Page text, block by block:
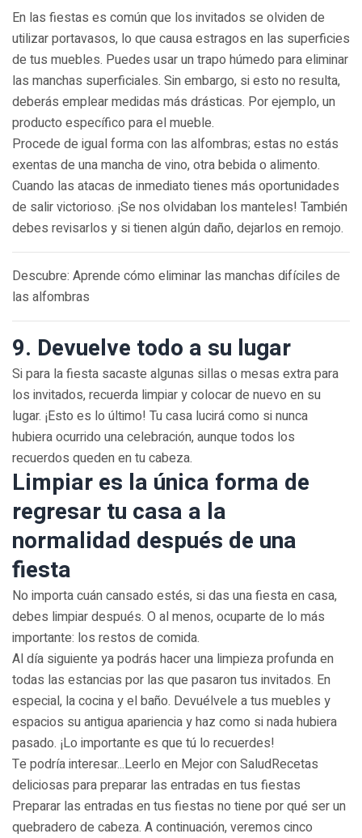
En las fiestas es común que los invitados se olviden de
utilizar portavasos, lo que causa estragos en las superficies
de tus muebles. Puedes usar un trapo húmedo para eliminar
las manchas superficiales. Sin embargo, si esto no resulta,
deberás emplear medidas más drásticas. Por ejemplo, un
producto específico para el mueble.
Procede de igual forma con las alfombras; estas no estás
exentas de una mancha de vino, otra bebida o alimento.
Cuando las atacas de inmediato tienes más oportunidades
de salir victorioso. ¡Se nos olvidaban los manteles! También
debes revisarlos y si tienen algún daño, dejarlos en remojo.
Descubre: Aprende cómo eliminar las manchas difíciles de
las alfombras
9. Devuelve todo a su lugar
Si para la fiesta sacaste algunas sillas o mesas extra para
los invitados, recuerda limpiar y colocar de nuevo en su
lugar. ¡Esto es lo último! Tu casa lucirá como si nunca
hubiera ocurrido una celebración, aunque todos los
recuerdos queden en tu cabeza.
Limpiar es la única forma de
regresar tu casa a la
normalidad después de una
fiesta
No importa cuán cansado estés, si das una fiesta en casa,
debes limpiar después. O al menos, ocuparte de lo más
importante: los restos de comida.
Al día siguiente ya podrás hacer una limpieza profunda en
todas las estancias por las que pasaron tus invitados. En
especial, la cocina y el baño. Devuélvele a tus muebles y
espacios su antigua apariencia y haz como si nada hubiera
pasado. ¡Lo importante es que tú lo recuerdes!
Te podría interesar...Leerlo en Mejor con SaludRecetas
deliciosas para preparar las entradas en tus fiestas
Preparar las entradas en tus fiestas no tiene por qué ser un
quebradero de cabeza. A continuación, veremos cinco